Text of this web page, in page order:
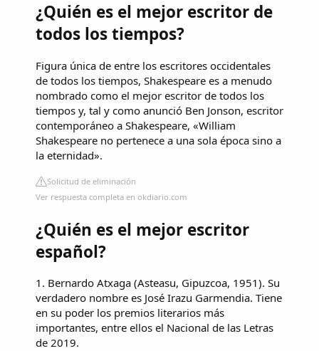
¿Quién es el mejor escritor de
todos los tiempos?
Figura única de entre los escritores occidentales
de todos los tiempos, Shakespeare es a menudo
nombrado como el mejor escritor de todos los
tiempos y, tal y como anunció Ben Jonson, escritor
contemporáneo a Shakespeare, «William
Shakespeare no pertenece a una sola época sino a
la eternidad».
Solicitud de eliminación
Ver respuesta completa en okdiario.com
¿Quién es el mejor escritor
español?
1. Bernardo Atxaga (Asteasu, Gipuzcoa, 1951). Su
verdadero nombre es José Irazu Garmendia. Tiene
en su poder los premios literarios más
importantes, entre ellos el Nacional de las Letras
de 2019.